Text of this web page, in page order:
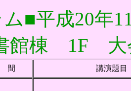
■平成20年
館棟 1F 大
間 講演題目